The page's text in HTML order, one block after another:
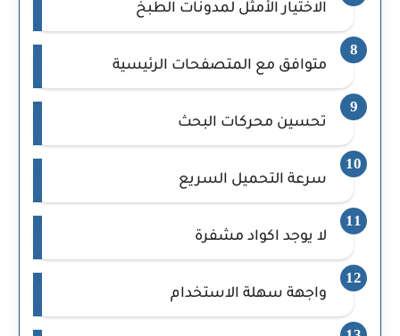
الاختيار الأمثل لمدونات الطبخ
متوافق مع المتصفحات الرئيسية
تحسين محركات البحث
سرعة التحميل السريع
لا يوجد اكواد مشفرة
واجهة سهلة الاستخدام